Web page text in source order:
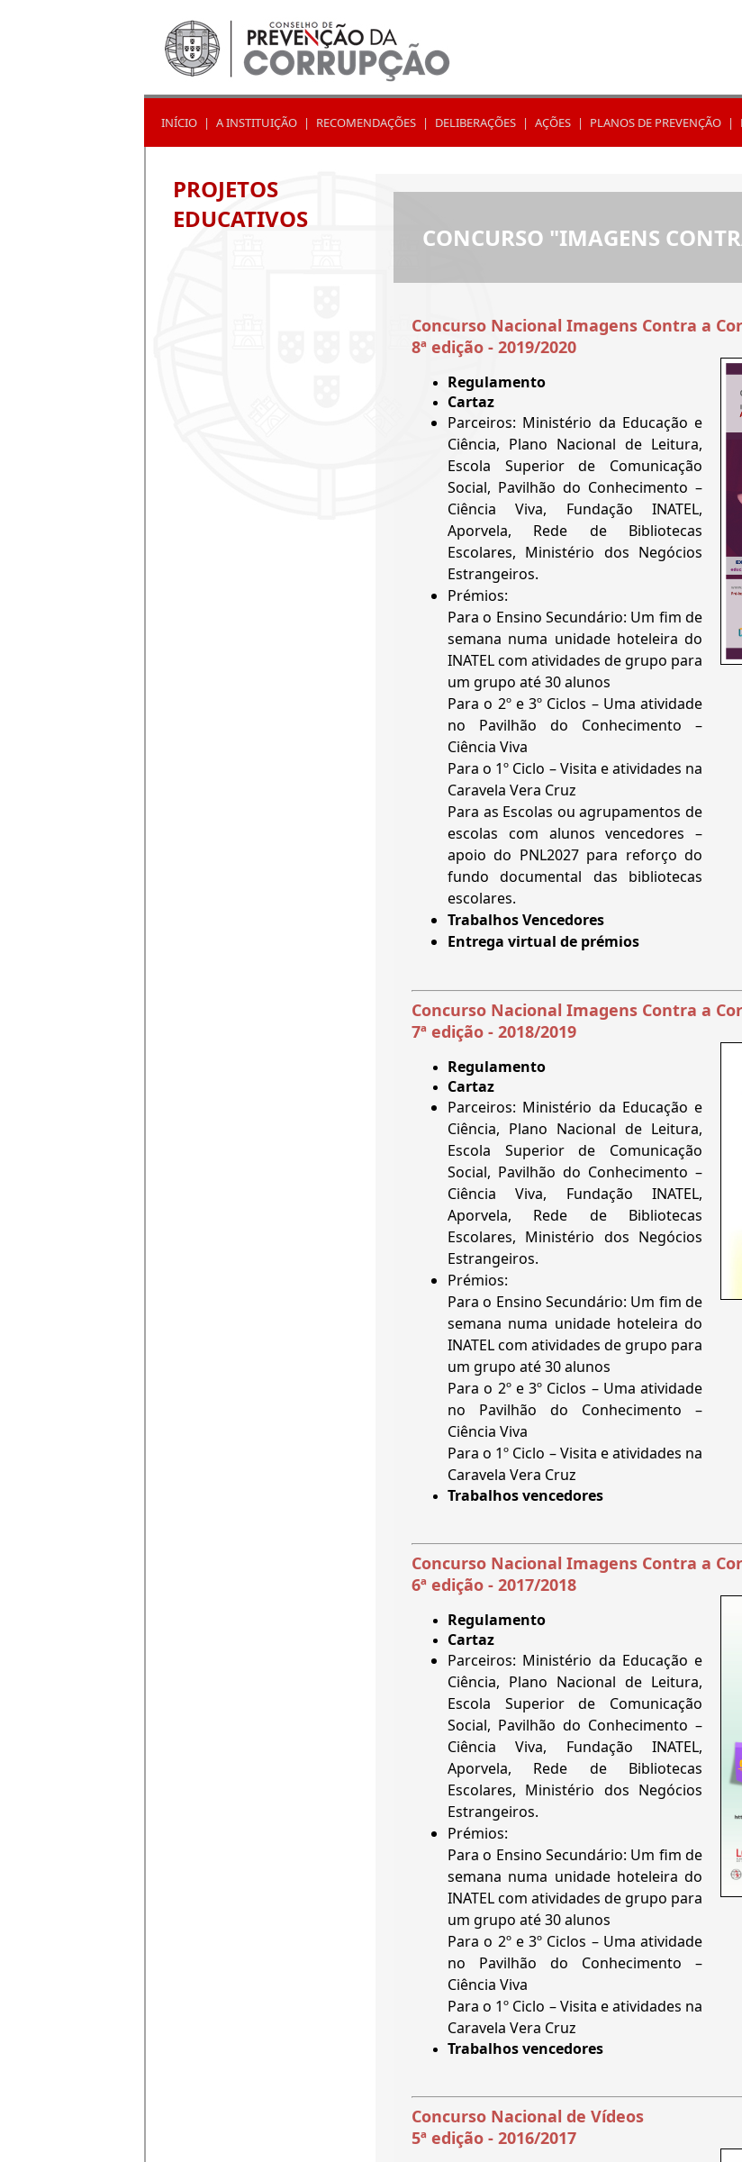
INÍCIO | A INSTITUIÇÃO | RECOMENDAÇÕES | DELIBERAÇÕES | AÇÕES | PLANOS DE PREVENÇÃO |
PROJETOS
EDUCATIVOS
CONCURSO "IMAGENS
Concurso Nacional Imagens Contra a
8ª edição - 2019/2020
Regulamento
Cartaz
Parceiros: Ministério da Educação e
Ciência, Plano Nacional de Leitura,
Escola Superior de Comunicação
Social, Pavilhão do Conhecimento –
Ciência Viva, Fundação INATEL,
Aporvela, Rede de Bibliotecas
Escolares, Ministério dos Negócios
Estrangeiros.
Prémios:
Para o Ensino Secundário: Um fim de
semana numa unidade hoteleira do
INATEL com atividades de grupo para
um grupo até 30 alunos
Para o 2º e 3º Ciclos – Uma atividade
no Pavilhão do Conhecimento –
Ciência Viva
Para o 1º Ciclo – Visita e atividades na
Caravela Vera Cruz
Para as Escolas ou agrupamentos de
escolas com alunos vencedores –
apoio do PNL2027 para reforço do
fundo documental das bibliotecas
escolares.
Trabalhos Vencedores
Entrega virtual de prémios
Concurso Nacional Imagens Contra a
7ª edição - 2018/2019
Regulamento
Cartaz
Parceiros: Ministério da Educação e
Ciência, Plano Nacional de Leitura,
Escola Superior de Comunicação
Social, Pavilhão do Conhecimento –
Ciência Viva, Fundação INATEL,
Aporvela, Rede de Bibliotecas
Escolares, Ministério dos Negócios
Estrangeiros.
Prémios:
Para o Ensino Secundário: Um fim de
semana numa unidade hoteleira do
INATEL com atividades de grupo para
um grupo até 30 alunos
Para o 2º e 3º Ciclos – Uma atividade
no Pavilhão do Conhecimento –
Ciência Viva
Para o 1º Ciclo – Visita e atividades na
Caravela Vera Cruz
Trabalhos vencedores
Concurso Nacional Imagens Contra a
6ª edição - 2017/2018
Regulamento
Cartaz
Parceiros: Ministério da Educação e
Ciência, Plano Nacional de Leitura,
Escola Superior de Comunicação
Social, Pavilhão do Conhecimento –
Ciência Viva, Fundação INATEL,
Aporvela, Rede de Bibliotecas
Escolares, Ministério dos Negócios
Estrangeiros.
Prémios:
Para o Ensino Secundário: Um fim de
semana numa unidade hoteleira do
INATEL com atividades de grupo para
um grupo até 30 alunos
Para o 2º e 3º Ciclos – Uma atividade
no Pavilhão do Conhecimento –
Ciência Viva
Para o 1º Ciclo – Visita e atividades na
Caravela Vera Cruz
Trabalhos vencedores
Concurso Nacional de Vídeos
5ª edição - 2016/2017